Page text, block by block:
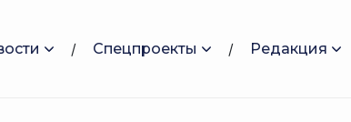
Спецпроекты Редакция